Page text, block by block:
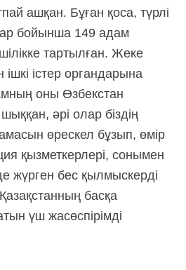
ашқан. Бұған қоса, түрлі
бойынша 149 адам
тартылған. Жеке
істер органдарына
оны Өзбекстан
әрі олар біздің
өрескел бұзып, өмір
қызметкерлері, сонымен
жүрген бес қылмыскерді
басқа
үш жасөспірімді